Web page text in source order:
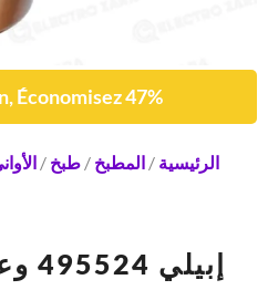
Économisez 47%
الرئيسية / المطبخ / طبخ /